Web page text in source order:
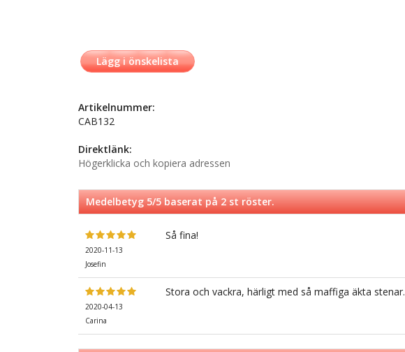
Lägg i önskelista
Artikelnummer:
CAB132
Direktlänk:
Högerklicka och kopiera adressen
Medelbetyg5/5 baserat på2st röster.
2020-11-13
Josefin
Så fina!
2020-04-13
Carina
Stora och vackra, härligt med så maffiga äkta stenar.